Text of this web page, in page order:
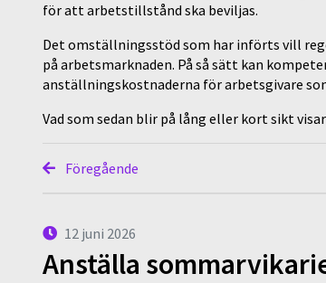
för att arbetstillstånd ska beviljas.
Det omställningsstöd som har införts vill
på arbetsmarknaden. På så sätt kan
anställningskostnaderna för arbetsgivare
Vad som sedan blir på lång eller kort sikt
Föregående
12 juni 2026
Anställa